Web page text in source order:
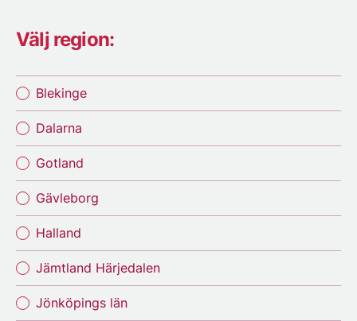
Välj region:
Blekinge
Dalarna
Gotland
Gävleborg
Halland
Jämtland Härjedalen
Jönköpings län